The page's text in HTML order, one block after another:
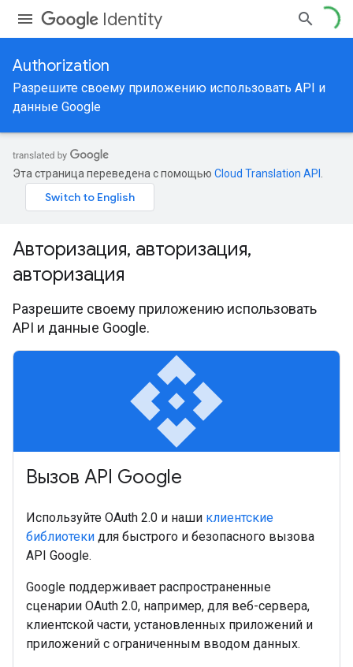
Identity
Authorization
Разрешите своему приложению использовать API и
данные Google
Эта страница переведена с помощью Cloud Translation API
Авторизация, авторизация,
авторизация
Разрешите своему приложению использовать
API и данные Google.
api
Вызов API Google
Используйте OAuth 2.0 и наши клиентские
библиотеки для быстрого и безопасного вызова
API Google.
Google поддерживает распространенные
сценарии OAuth 2.0, например, для веб-сервера,
клиентской части, установленных приложений и
приложений с ограниченным вводом данных.